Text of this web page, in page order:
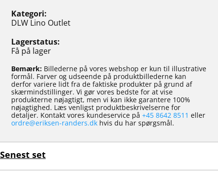
Kategori
DLW Lino Outlet
Lagerstatus
Få på lager
Bemærk: Billederne på vores webshop er kun til illustrative
formål. Farver og udseende på produktbillederne kan
derfor variere lidt fra de faktiske produkter på grund af
skærmindstillinger. Vi gør vores bedste for at vise
produkterne nøjagtigt, men vi kan ikke garantere 100%
nøjagtighed. Læs venligst produktbeskrivelserne for
detaljer. Kontakt vores kundeservice på +45 8642 8511 eller
ordre@eriksen-randers.dk hvis du har spørgsmål.
Senest set